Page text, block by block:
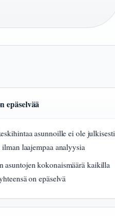
epäselvää
asunnoille ei ole julkisesti
ilman laajempaa analyysia
asuntojen kokonaismäärä kaikilla
on epäselvä